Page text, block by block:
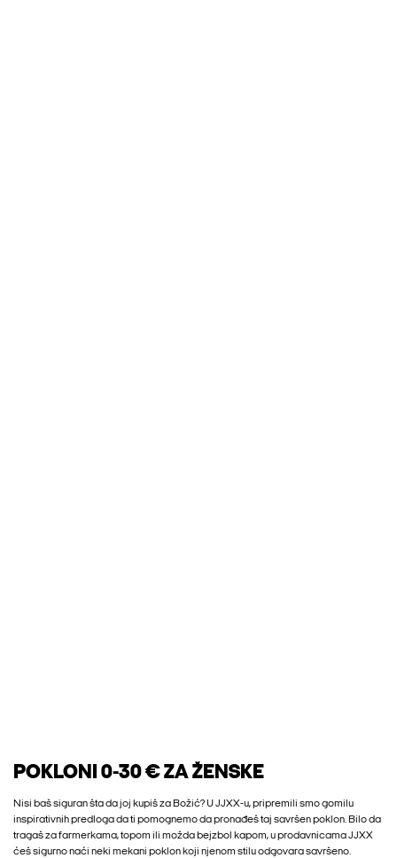
POKLONI 0-30 € ZA ŽENSKE
Nisi baš siguran šta da joj kupiš za Božić? U JJXX-u, pripremili smo gomilu
inspirativnih predloga da ti pomognemo da pronađeš taj savršen poklon. Bilo da
tragaš za farmerkama, topom ili možda bejzbol kapom, u prodavnicama JJXX
ćeš sigurno naći neki mekani poklon koji njenom stilu odgovara savršeno.